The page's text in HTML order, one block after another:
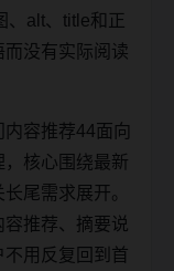
、alt、title和正
没有实际阅读
容推荐44面向
核心围绕最新
尾需求展开。
推荐、摘要说
不用反复回到首